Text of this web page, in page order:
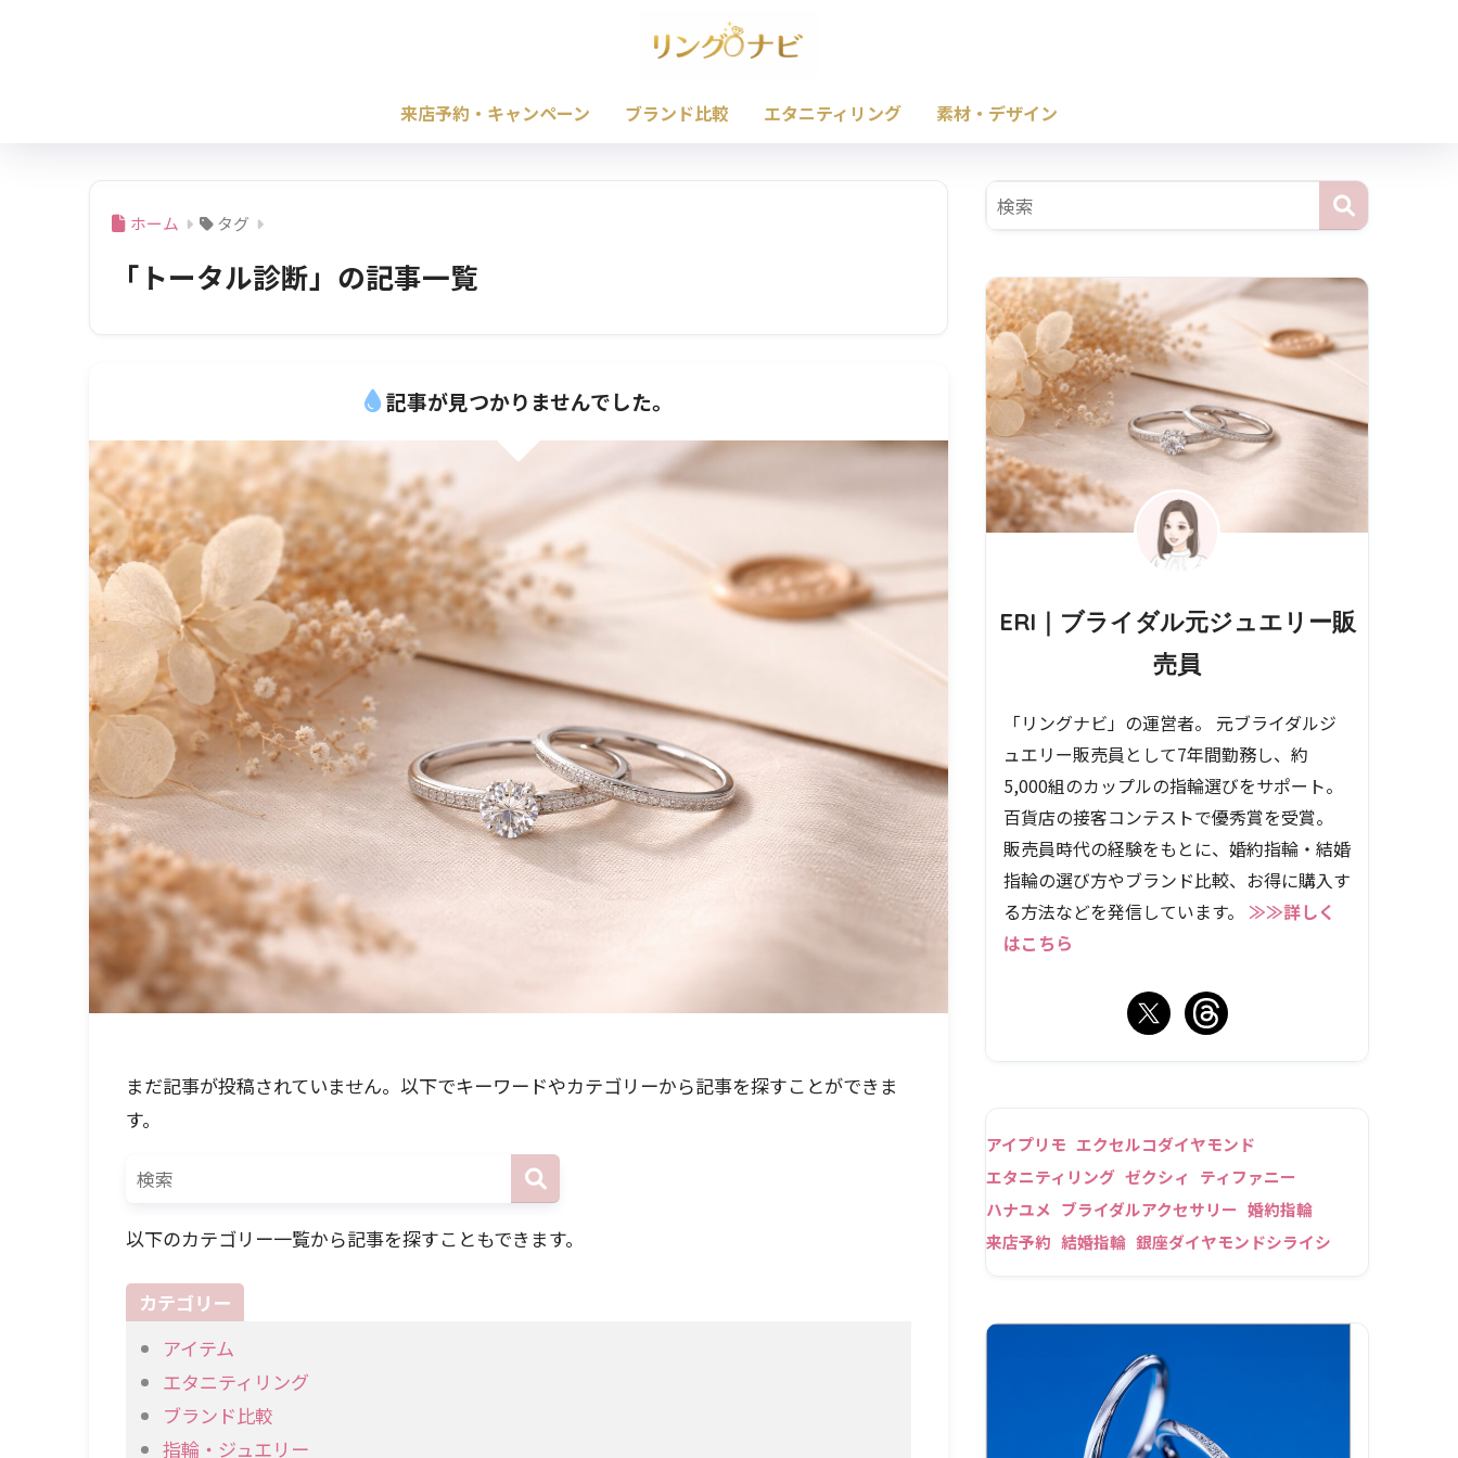
来店予約・キャンペーン ブランド比較 エタニティリング 素材・デザイン
ホーム タグ
「トータル診断」の記事一覧
記事が見つかりませんでした。
まだ記事が投稿されていません。以下でキーワードやカテゴリーから記事を探すことができま
す。
以下のカテゴリー一覧から記事を探すこともできます。
カテゴリー
アイテム
エタニティリング
ブランド比較
指輪・ジュエリー
ERI｜ブライダル元ジュエリー販
売員
「リングナビ」の運営者。 元ブライダルジ
ュエリー販売員として7年間勤務し、約
5,000組のカップルの指輪選びをサポート。
百貨店の接客コンテストで優秀賞を受賞。
販売員時代の経験をもとに、婚約指輪・結婚
指輪の選び方やブランド比較、お得に購入す
る方法などを発信しています。 ≫≫詳しく
はこちら
アイプリモ エクセルコダイヤモンド
エタニティリング ゼクシィ
ティファニー
ハナユメ ブライダルアクセサリー 婚約指輪
来店予約 結婚指輪 銀座ダイヤモンドシライシ